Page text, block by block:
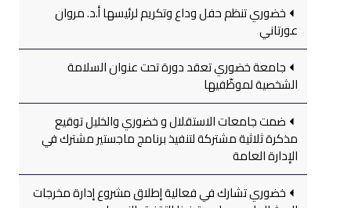
خضوري تنظم حفل وداع وتكريم لرئيسها أ.د. مروان
عورتاني
جامعة خضوري تعقد دورة تحت عنوان السلامة
الشخصية لموظّفيها
ضمت جامعات الاستقلال و خضوري والخليل توقيع
مذكرة ثلاثية مشتركة لتنفيذ برنامج ماجستير مشترك في
الإدارة العامة
خضوري تشارك في فعالية إطلاق مشروع إدارة مخرجات